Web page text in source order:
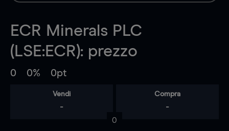
ECR Minerals PLC
(LSE:ECR): prezzo
0 0% 0pt
Vendi
-
Compra
-
0